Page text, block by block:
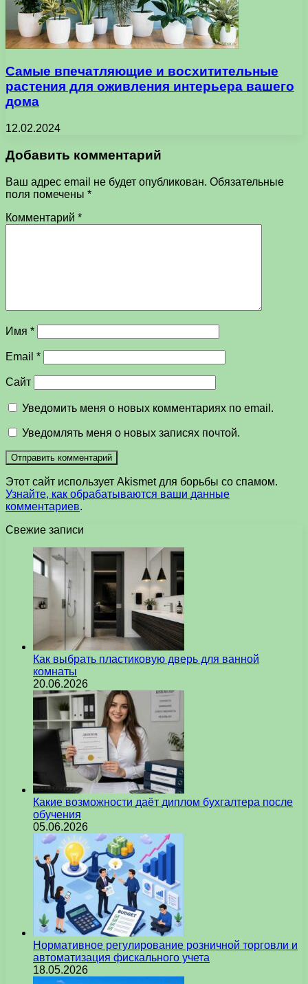
Самые впечатляющие и восхитительные
растения для оживления интерьера вашего
дома
12.02.2024
Добавить комментарий
Ваш адрес email не будет опубликован. Обязательные
поля помечены *
Комментарий *
Имя *
Email *
Сайт
Уведомить меня о новых комментариях по email.
Уведомлять меня о новых записях почтой.
Этот сайт использует Akismet для борьбы со спамом.
Узнайте, как обрабатываются ваши данные
комментариев.
Свежие записи
Как выбрать пластиковую дверь для ванной
комнаты
20.06.2026
Какие возможности даёт диплом бухгалтера после
обучения
05.06.2026
Нормативное регулирование розничной торговли и
автоматизация фискального учета
18.05.2026